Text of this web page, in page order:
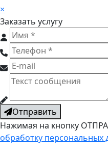
×
Заказать услугу
Отправить
Нажимая на кнопку
обработку персональных